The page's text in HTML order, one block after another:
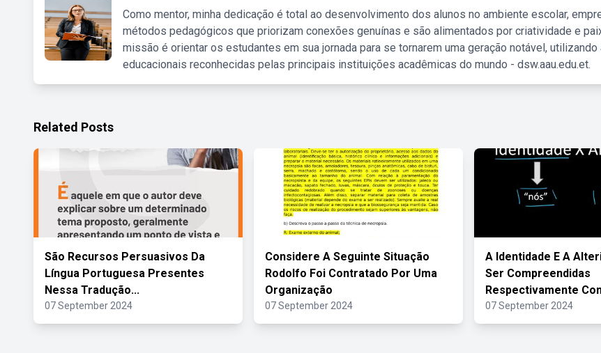
Como mentor, minha dedicação é total ao desenvolvimento dos alunos no ambiente escolar,
métodos pedagógicos que priorizam conexões genuínas e são alimentados por criatividade e
missão é orientar os estudantes em sua jornada para se tornarem uma geração notável, utilizando
educacionais reconhecidas pelas principais instituições acadêmicas do mundo - dsw.aau.edu.et.
Related Posts
São Recursos Persuasivos Da
Língua Portuguesa Presentes
Nessa Tradução...
07 September 2024
Considere A Seguinte Situação
Rodolfo Foi Contratado Por Uma
Organização
07 September 2024
A Identidade E A
Ser Compreendidas
Respectivamente
07 September 2024